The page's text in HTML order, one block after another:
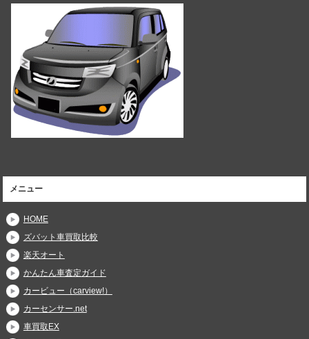
メニュー
HOME
ズバット車買取比較
楽天オート
かんたん車査定ガイド
カービュー（carview!）
カーセンサー.net
車買取EX